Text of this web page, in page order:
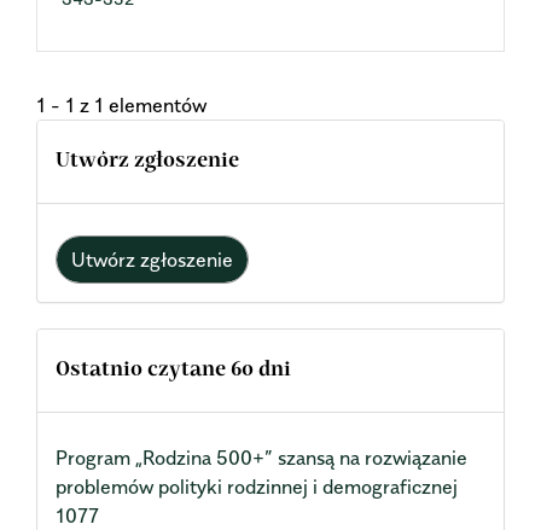
1 - 1 z 1 elementów
Utwórz zgłoszenie
Utwórz zgłoszenie
Ostatnio czytane 60 dni
Program „Rodzina 500+” szansą na rozwiązanie
problemów polityki rodzinnej i demograficznej
1077